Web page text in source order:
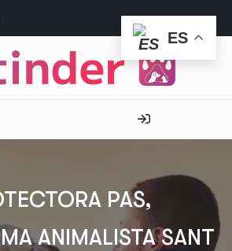
PAS,
ANIMALISTA SANT
ES